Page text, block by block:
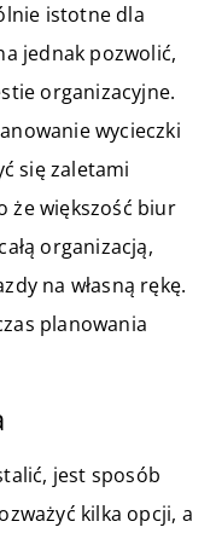
istotne dla
jednak pozwolić,
organizacyjne.
wycieczki
się zaletami
że większość biur
organizacją,
na własną rękę.
planowania
jest sposób
kilka opcji, a